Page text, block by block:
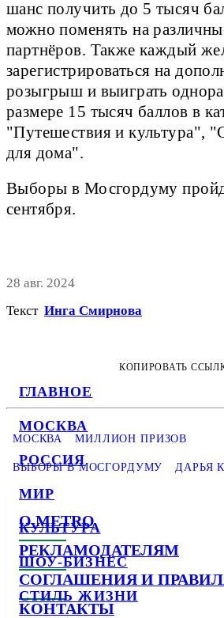
ГЛАВНОЕ
МОСКВА
РОССИЯ
МИР
КУЛЬТУРА
ШОУ-БИЗНЕС
СТИЛЬ ЖИЗНИ
шанс получить до 5 тысяч
можно поменять на
партнёров. Также каждый
зарегистрироваться на
розыгрыш и выиграть
размере 15 тысяч баллов в
"Путешествия и культура",
для дома".
Выборы в Мосгордуму
сентября.
28 авг. 2024
Текст Инга Смирнова
КОПИРОВАТЬ
МОСКВА МИЛЛИОН ПРИЗОВ
ВЫБОРЫ В МОСГОРДУМУ ДАРЬЯ
О METRO
РЕКЛАМОДАТЕЛЯМ
СОГЛАШЕНИЯ И
КОНТАКТЫ